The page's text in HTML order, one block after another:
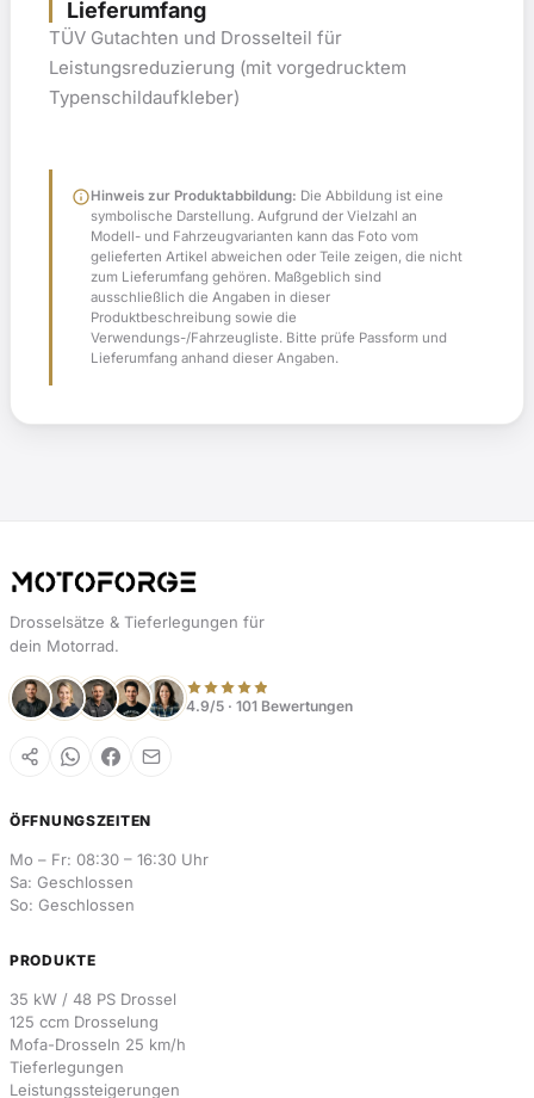
Lieferumfang
TÜV Gutachten und Drosselteil für
Leistungsreduzierung (mit vorgedrucktem
Typenschildaufkleber)
infoHinweis zur Produktabbildung: Die Abbildung ist eine
symbolische Darstellung. Aufgrund der Vielzahl an
Modell- und Fahrzeugvarianten kann das Foto vom
gelieferten Artikel abweichen oder Teile zeigen, die nicht
zum Lieferumfang gehören. Maßgeblich sind
ausschließlich die Angaben in dieser
Produktbeschreibung sowie die
Verwendungs-/Fahrzeugliste. Bitte prüfe Passform und
Lieferumfang anhand dieser Angaben.
Drosselsätze & Tieferlegungen für
dein Motorrad.
4.9/5 · 101 Bewertungen
ÖFFNUNGSZEITEN
Mo – Fr: 08:30 – 16:30 Uhr
Sa: Geschlossen
So: Geschlossen
PRODUKTE
35 kW / 48 PS Drossel
125 ccm Drosselung
Mofa-Drosseln 25 km/h
Tieferlegungen
Leistungssteigerungen